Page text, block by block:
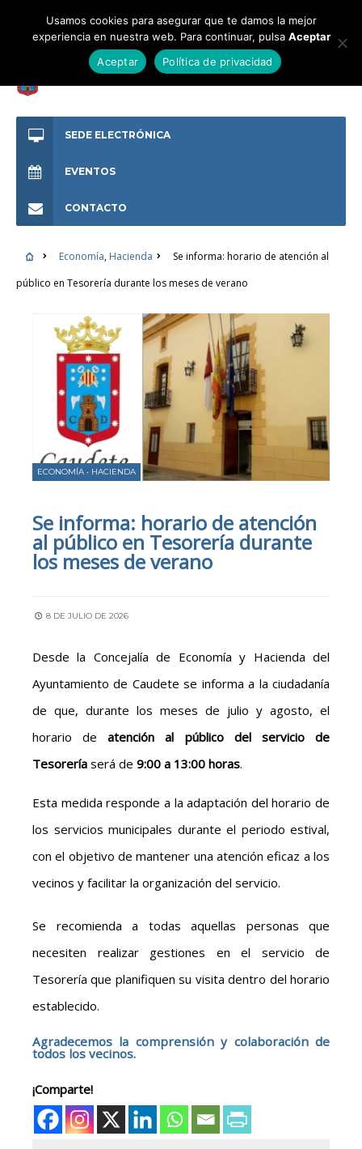
SEDE ELECTRÓNICA
EVENTOS
CONTACTO
Economía, Hacienda
Se informa: horario de atención al
público en Tesorería durante los meses de verano
ECONOMÍA • HACIENDA
Se informa: horario de atención
al público en Tesorería durante
los meses de verano
8 DE JULIO DE 2026
Desde la Concejalía de Economía y Hacienda del
Ayuntamiento de Caudete se informa a la ciudadanía
de que, durante los meses de julio y agosto, el
horario deatención al público del servicio de
Tesorería será de 9:00 a 13:00 horas.
Esta medida responde a la adaptación del horario de
los servicios municipales durante el periodo estival,
con el objetivo de mantener una atención eficaz a los
vecinos y facilitar la organización del servicio.
Se recomienda a todas aquellas personas que
necesiten realizar gestiones en el servicio de
Tesorería que planifiquen su visita dentro del horario
establecido.
Agradecemos la comprensión y colaboración de
todos los vecinos.
¡Comparte!
Usamos cookies para asegurar que te damos la mejor
experiencia en nuestra web. Para continuar, pulsa Aceptar
Aceptar
Política de privacidad